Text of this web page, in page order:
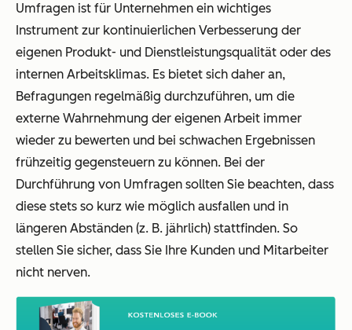
Umfragen ist für Unternehmen ein wichtiges
Instrument zur kontinuierlichen Verbesserung der
eigenen Produkt- und Dienstleistungsqualität oder des
internen Arbeitsklimas. Es bietet sich daher an,
Befragungen regelmäßig durchzuführen, um die
externe Wahrnehmung der eigenen Arbeit immer
wieder zu bewerten und bei schwachen Ergebnissen
frühzeitig gegensteuern zu können. Bei der
Durchführung von Umfragen sollten Sie beachten, dass
diese stets so kurz wie möglich ausfallen und in
längeren Abständen (z. B. jährlich) stattfinden. So
stellen Sie sicher, dass Sie Ihre Kunden und Mitarbeiter
nicht nerven.